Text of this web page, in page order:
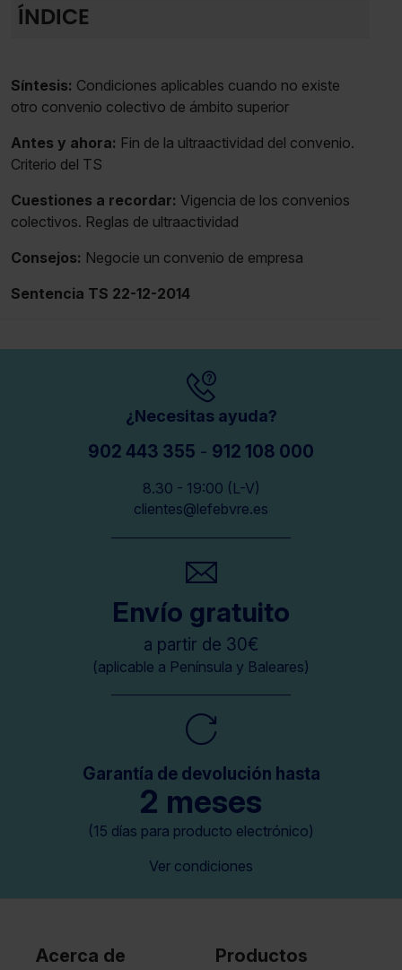
ÍNDICE
Síntesis: Condiciones aplicables cuando no existe
otro convenio colectivo de ámbito superior
Antes y ahora: Fin de la ultraactividad del convenio.
Criterio del TS
Cuestiones a recordar: Vigencia de los convenios
colectivos. Reglas de ultraactividad
Consejos: Negocie un convenio de empresa
Sentencia TS 22-12-2014
¿Necesitas ayuda?
902 443 355 - 912 108 000
8.30 - 19:00 (L-V)
clientes@lefebvre.es
Envío gratuito
a partir de 30€
(aplicable a Península y Baleares)
Garantía de devolución hasta
2 meses
(15 días para producto electrónico)
Ver condiciones
Acerca de
Productos